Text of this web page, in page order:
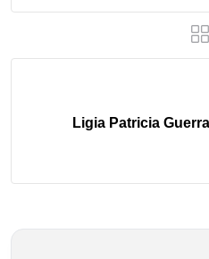
Ligia Patricia